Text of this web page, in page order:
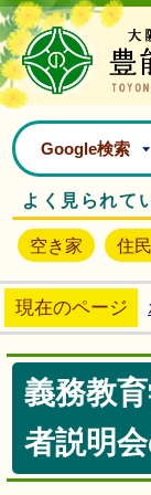
Google検索
よく見られて
空き家 住
現在のページ
義務教
者説明